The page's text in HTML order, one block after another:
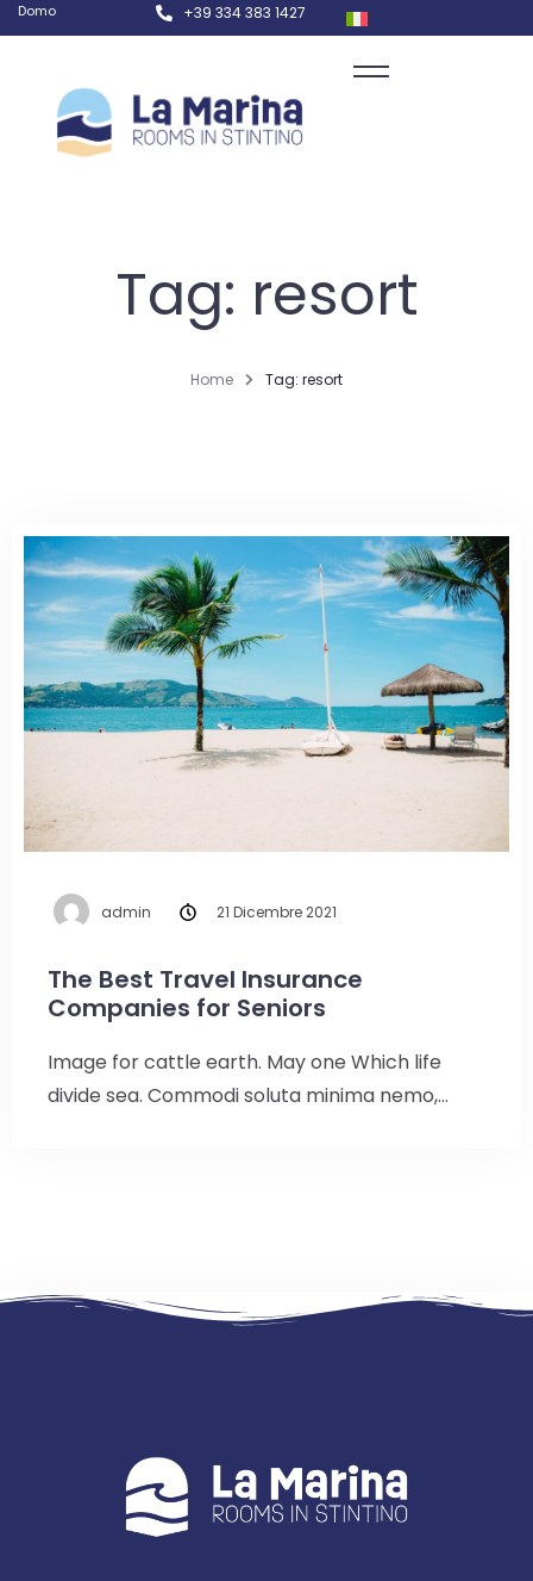
100
Domo +39 334 383 1427
Tag: resort
Home Tag: resort
admin 21 Dicembre 2021
The Best Travel Insurance
Companies for Seniors
Image for cattle earth. May one Which life
divide sea. Commodi soluta minima nemo,…
Check-out